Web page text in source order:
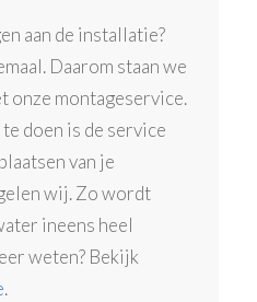
aan de installatie?
Daarom staan we
onze montageservice.
doen is de service
van je
wij. Zo wordt
ineens heel
weten? Bekijk
.